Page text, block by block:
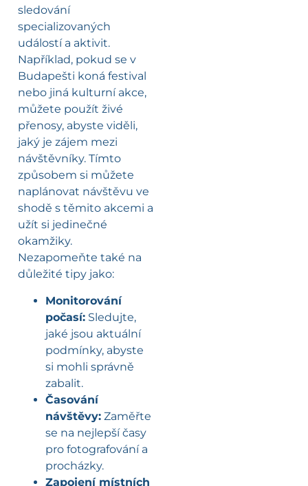
sledování
specializovaných
událostí a aktivit.
Například, pokud se v
Budapešti koná festival
nebo jiná kulturní akce,
můžete použít živé
přenosy, abyste viděli,
jaký je zájem mezi
návštěvníky. Tímto
způsobem si můžete
naplánovat návštěvu ve
shodě s těmito akcemi a
užít si jedinečné
okamžiky.
Nezapomeňte také na
důležité tipy jako:
Monitorování
počasí: Sledujte,
jaké jsou aktuální
podmínky, abyste
si mohli správně
zabalit.
Časování
návštěvy: Zaměřte
se na nejlepší časy
pro fotografování a
procházky.
Zapojení místních